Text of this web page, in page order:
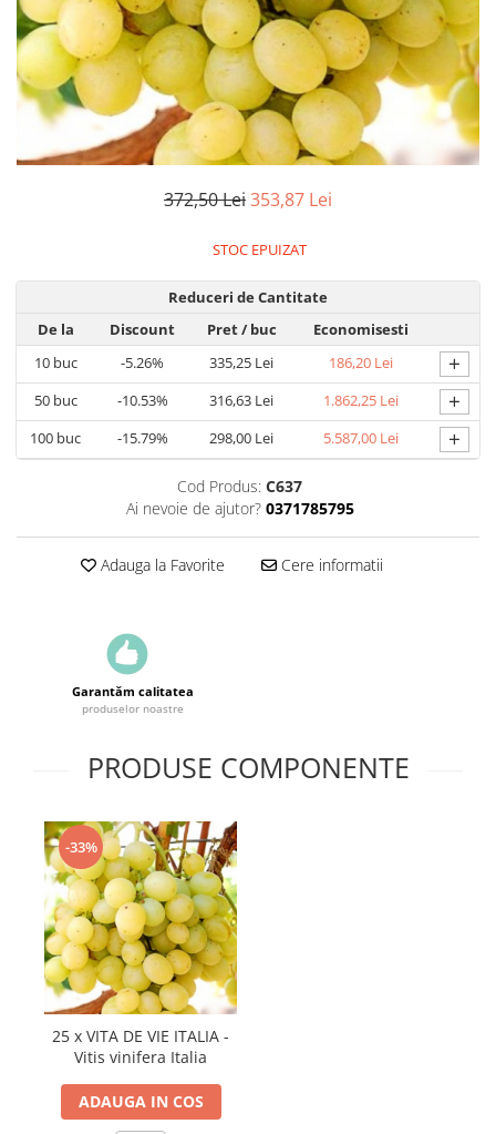
Dud
Corn
Smochin
Kaki
Mosmon
Rodiu
372,50 Lei353,87 Lei
STOC EPUIZAT
Reduceri de Cantitate
De la
Discount Pret/ buc
Economisesti
10buc -5.26% 335,25 Lei 186,20 Lei +
50buc -10.53% 316,63 Lei 1.862,25 Lei +
100 buc -15.79% 298,00 Lei 5.587,00 Lei +
Cod Produs: C637
Ai nevoie de ajutor? 0371785795
Adauga la Favorite Cere informatii
Garantăm calitatea
produselor noastre
PRODUSE COMPONENTE
-33%
25 x VITA DE VIE ITALIA -
Vitis vinifera Italia
ADAUGA IN COS